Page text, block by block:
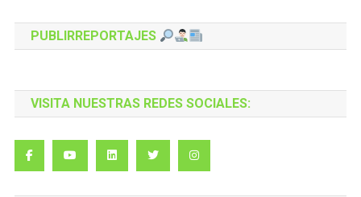
PUBLIRREPORTAJES
VISITA NUESTRAS REDES SOCIALES: